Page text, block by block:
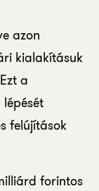
azon
kialakításuk
a
felújítások
forintos